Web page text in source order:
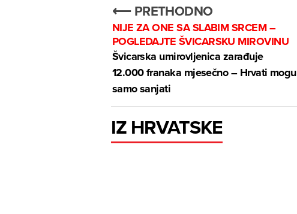
⟵ PRETHODNO
NIJE ZA ONE SA SLABIM SRCEM –
POGLEDAJTE ŠVICARSKU MIROVINU
Švicarska umirovljenica zarađuje
12.000 franaka mjesečno – Hrvati mogu
samo sanjati
IZ HRVATSKE